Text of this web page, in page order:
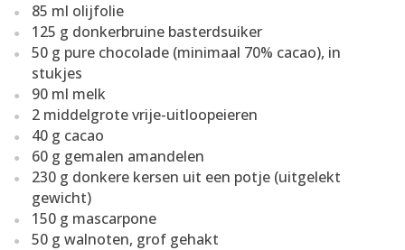
85 ml olijfolie
125 g donkerbruine basterdsuiker
50 g pure chocolade (minimaal 70% cacao), in
stukjes
90 ml melk
2 middelgrote vrije-uitloopeieren
40 g cacao
60 g gemalen amandelen
230 g donkere kersen uit een potje (uitgelekt
gewicht)
150 g mascarpone
50 g walnoten, grof gehakt